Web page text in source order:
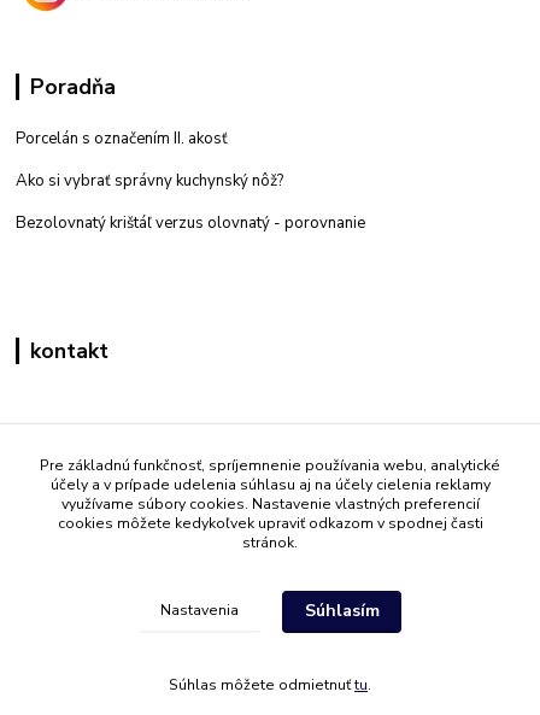
Poradňa
Porcelán s označením II. akosť
Ako si vybrať správny kuchynský nôž?
Bezolovnatý krištáľ verzus olovnatý - porovnanie
kontakt
+421 908 861 051
(Po - Pia 7:30-15:30)
info@mati.sk
Pre základnú funkčnosť, spríjemnenie používania webu, analytické
účely a v prípade udelenia súhlasu aj na účely cielenia reklamy
využívame súbory cookies. Nastavenie vlastných preferencií
cookies môžete kedykoľvek upraviť odkazom v spodnej časti
stránok.
Nastavenia Súhlasím
Súhlas môžete odmietnuťtu.